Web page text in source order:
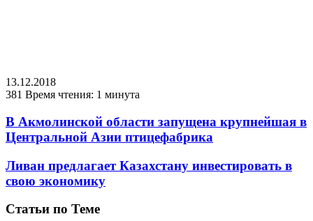
13.12.2018
381 Время чтения: 1 минута
В Акмолинской области запущена крупнейшая в
Центральной Азии птицефабрика
Ливан предлагает Казахстану инвестировать в
свою экономику
Статьи по Теме